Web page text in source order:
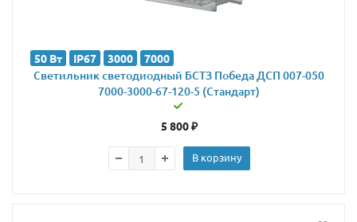
50 Вт IP67 3000 7000
Светильник светодиодный БСТЗ Победа ДСП 007-050
7000-3000-67-120-5 (Стандарт)
5 800₽
В корзину